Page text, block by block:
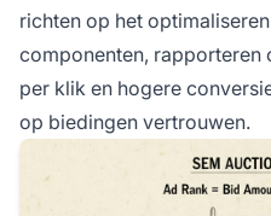
richten op het
componenten, rapporteren
per klik en hogere
op biedingen vertrouwen.